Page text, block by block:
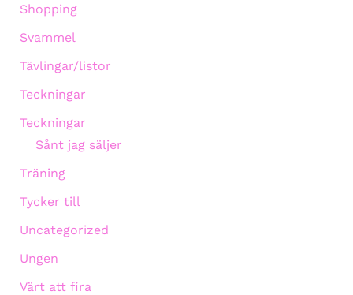
Shopping
Svammel
Tävlingar/listor
Teckningar
Teckningar
Sånt jag säljer
Träning
Tycker till
Uncategorized
Ungen
Värt att fira